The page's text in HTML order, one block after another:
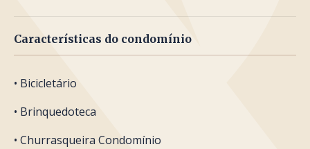
Características do condomínio
• Bicicletário
• Brinquedoteca
• Churrasqueira Condomínio